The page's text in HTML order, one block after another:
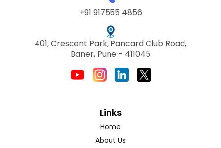
+91 917555 4856
401, Crescent Park, Pancard Club Road,
Baner, Pune - 411045
Links
Home
About Us